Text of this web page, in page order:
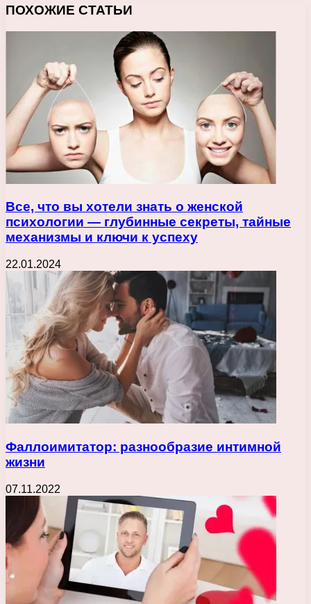
ПОХОЖИЕ СТАТЬИ
Все, что вы хотели знать о женской
психологии — глубинные секреты, тайные
механизмы и ключи к успеху
22.01.2024
Фаллоимитатор: разнообразие интимной
жизни
07.11.2022